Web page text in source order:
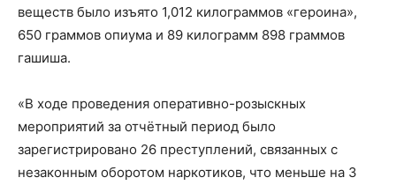
веществ было изъято 1,012 килограммов «героина»,
650 граммов опиума и 89 килограмм 898 граммов
гашиша.
«В ходе проведения оперативно-розыскных
мероприятий за отчётный период было
зарегистрировано 26 преступлений, связанных с
незаконным оборотом наркотиков, что меньше на 3